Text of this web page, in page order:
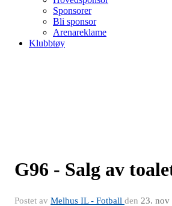
Sponsorer
Bli sponsor
Arenareklame
Klubbtøy
G96 - Salg av
Postet av Melhus IL - Fotball den 23. nov